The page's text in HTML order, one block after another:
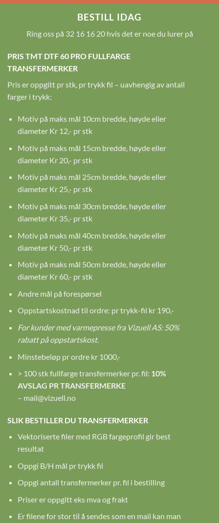
BESTILL IDAG
Ring oss på 32 16 16 20 hvis det er noe du lurer på
PRIS TMT DTF 60 PRO FULLFARGE
TRANSFERMERKER
Pris er oppgitt pr stk, pr trykk fil – uavhengig av antall
farger i trykk:
Motiv på maks mål 10cm bredde, høyde eller
diameter Kr 12,- pr stk
Motiv på maks mål 15cm bredde, høyde eller
diameter Kr 20,- pr stk
Motiv på maks mål 25cm bredde, høyde eller
diameter Kr 25,- pr stk
Motiv på maks mål 30cm bredde, høyde eller
diameter Kr 35,- pr stk
Motiv på maks mål 40cm bredde, høyde eller
diameter Kr 50,- pr stk
Motiv på maks mål 50cm bredde, høyde eller
diameter Kr 60,- pr stk
Andre mål på forespørsel
Oppstartskostnad til ordre: pr trykk-fil kr 190,-
For kunder med varmepresse fra Vizuell AS: 50%
rabatt på oppstartskost.
Minstebeløp pr ordre kr 1000,-
> 100 stk fullfarge transfermerker pr. fil: 10%
AVSLAG PR TRANSFERMERKE
– mail@vizuell.no
SLIK BESTILLER DU TRANSFERMERKER
Vektoriserte filer med RGB fargeprofil gir best
resultat
Oppgi B/H mål pr trykk fil
Oppgi antall transfermerker pr. fil i bestilling
Priser er oppgitt eks mva og frakt
Er filene for stor til å sendes som en mail kan man